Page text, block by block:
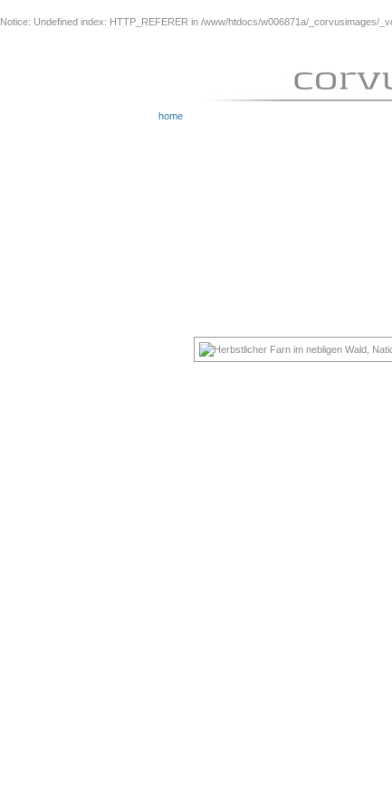
Notice: Undefined index: HTTP_REFERER in /www/htdocs/w006871a/_corvusimages/
home